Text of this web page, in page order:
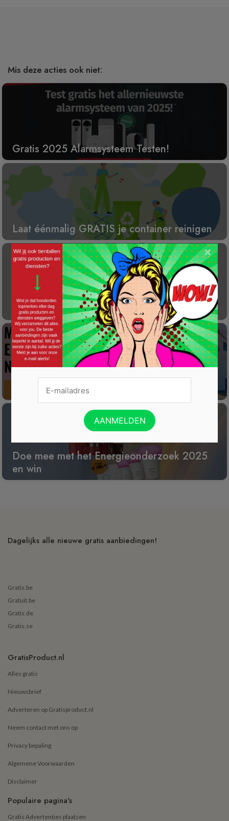
Mis deze acties ook niet:
Gratis 2025 Alarmsysteem Testen!
Laat éénmalig GRATIS je container reinigen
Gratis Princess elektrische kachel t.w.v. €
100
Win een wijnreis naar Spanje
Doe mee met het Energieonderzoek 2025
en win
Dagelijks alle nieuwe gratis aanbiedingen!
Gratis.be
Gratuit.be
Gratis.de
Gratis.se
GratisProduct.nl
Alles gratis
Nieuwsbrief
Adverteren op Gratisproduct.nl
Neem contact met ons op
Privacy bepaling
Algemene Voorwaarden
Disclaimer
Populaire pagina's
Gratis Advertenties plaatsen
×